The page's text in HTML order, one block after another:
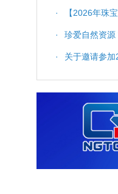
· 【2026年珠
科普服务与质量
· 珍爱自然资
· 关于邀请参加